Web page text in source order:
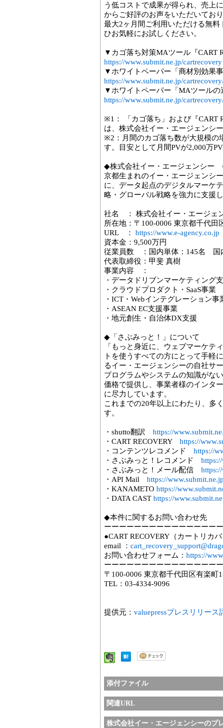
う低コストで成果が得られ、売上
からご好評のお声をいただいてお
最大2ヶ月間ご利用いただける無
ひお気軽にお試しください。
▼カゴ落ち対策MAツール『CART
https://www.submit.ne.jp/cartrecovery
▼ホワイトペーパー「商材別効果
https://www.submit.ne.jp/
▼ホワイトペーパー「MAツールの
https://www.submit.ne.jp/
※1： 「カゴ落ち」および『CART
は、株式会社イー・エージェンシ
※2：月間のカゴ落ち数が大規模の
す。目安として月間PVが2,000万
◆株式会社イー・エージェンシー
京都生まれのイー・エージェンシ
に、データ起点のデジタルマーケ
略・グローバル戦略を強力に支援
社名 ： 株式会社イー・エージェ
所在地：〒100-0006 東京都千代田
URL ： https://www.e-agency.co.jp
資本金：9,500万円
従業員数 ：国内単体：145名 国
代表取締役：甲斐 真樹
事業内容 ：
・データドリブンマーケティング
・クラウドプロダクト・SaaS事業
・ICT・Webインテグレーション事
・ASEAN EC支援事業
・地元創生・自治体DX支援
◆「さぶみっと！」について
「もっと身近に、ウェブマーケテ
トを使うすべての方にとって手軽
るイー・エージェンシーの自社サ
プログラムやシステムの知識がな
価格で提供し、事業者様のインタ
に尽力しています。
これまでの20年以上にわたり、多
す。
・shutto翻訳 https://
・CART RECOVERY https://
・コンテンツレコメンド https://
・さぶみっと！レコメンド
・さぶみっと！メール配信
・API Mail https://
・KANAMETO https://
・DATA CAST https://
◆本件に関するお問い合わせ先
ーーーーーーーーーーーーーーー
●CART RECOVERY（カートリカ
email ：
お問い合わせフォーム： https://
ーーーーーーーーーーーーーーー
〒100-0006 東京都千代田区有楽町
TEL：03-4334-9096
提供元： valuepressプレスリリース
添付ファイル
関連URL
株式会社イー・エージェンシーのプ